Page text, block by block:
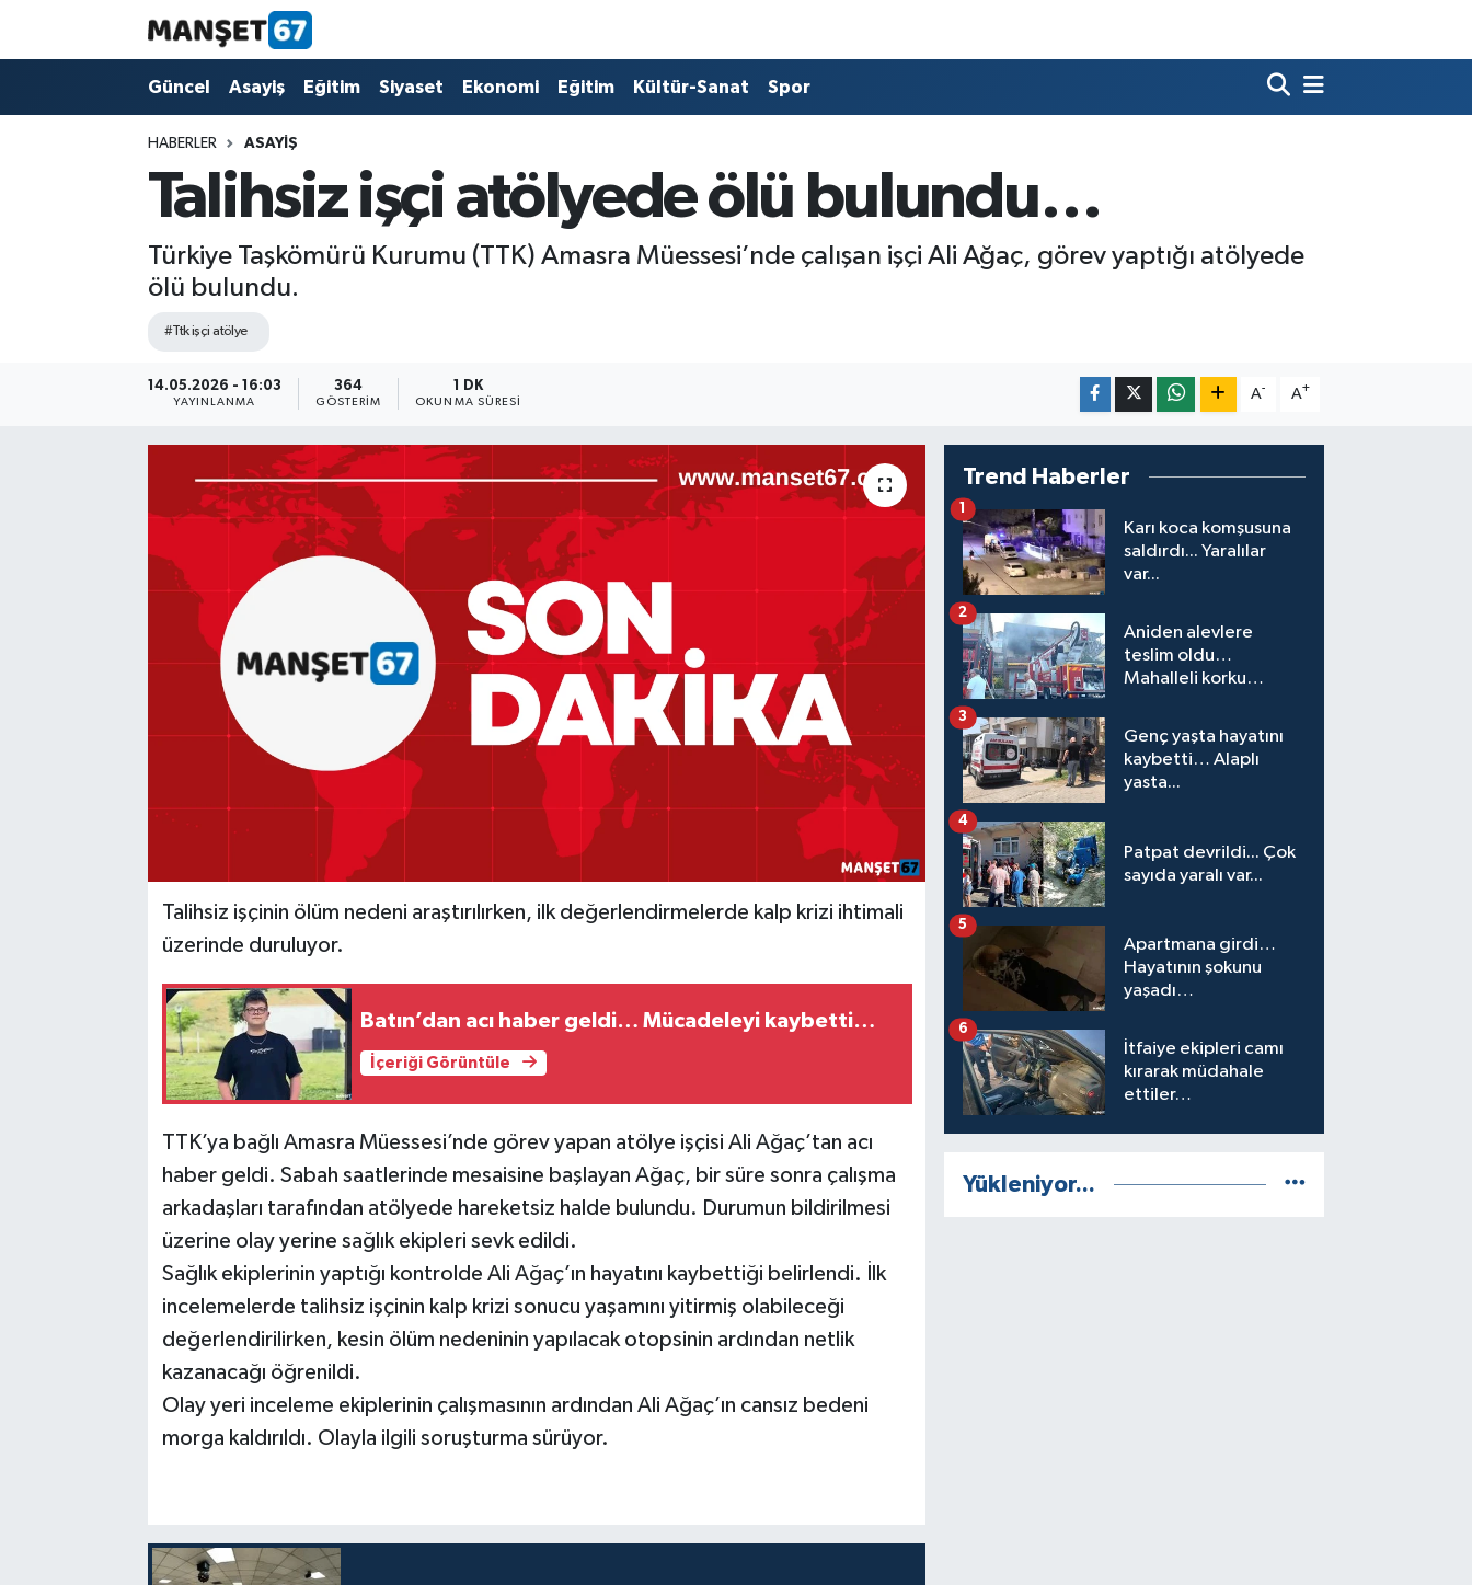
Güncel Asayiş Eğitim Siyaset Ekonomi Eğitim Kültür-Sanat Spor
HABERLER ASAYIŞ
Talihsiz işçi atölyede ölü bulundu…
Türkiye Taşkömürü Kurumu (TTK) Amasra Müessesi’nde çalışan işçi Ali Ağaç, görev yaptığı atölyede
ölü bulundu.
#Ttk işçi atölye
14.05.2026 - 16:03
YAYINLANMA
364
GÖSTERIM
1 DK
OKUNMA SÜRESI
A- A+
Talihsiz işçinin ölüm nedeni araştırılırken, ilk değerlendirmelerde kalp krizi ihtimali
üzerinde duruluyor.
Batın’dan acı haber geldi… Mücadeleyi kaybetti…
İçeriği Görüntüle
TTK’ya bağlı Amasra Müessesi’nde görev yapan atölye işçisi Ali Ağaç’tan acı
haber geldi. Sabah saatlerinde mesaisine başlayan Ağaç, bir süre sonra çalışma
arkadaşları tarafından atölyede hareketsiz halde bulundu. Durumun bildirilmesi
üzerine olay yerine sağlık ekipleri sevk edildi.
Sağlık ekiplerinin yaptığı kontrolde Ali Ağaç’ın hayatını kaybettiği belirlendi. İlk
incelemelerde talihsiz işçinin kalp krizi sonucu yaşamını yitirmiş olabileceği
değerlendirilirken, kesin ölüm nedeninin yapılacak otopsinin ardından netlik
kazanacağı öğrenildi.
Olay yeri inceleme ekiplerinin çalışmasının ardından Ali Ağaç’ın cansız bedeni
morga kaldırıldı. Olayla ilgili soruşturma sürüyor.
Trend Haberler
Karı koca komşusuna
saldırdı... Yaralılar
var...
1
Aniden alevlere
teslim oldu…
Mahalleli korku
2
Genç yaşta hayatını
kaybetti… Alaplı
yasta...
3
Patpat devrildi... Çok
sayıda yaralı var...
4
Apartmana girdi…
Hayatının şokunu
yaşadı…
5
İtfaiye ekipleri camı
kırarak müdahale
ettiler…
6
Yükleniyor...